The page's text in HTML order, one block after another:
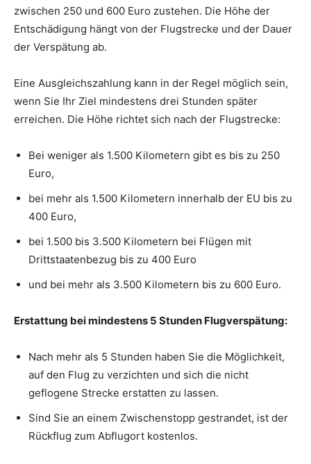
zwischen 250 und 600 Euro zustehen. Die Höhe der
Entschädigung hängt von der Flugstrecke und der Dauer
der Verspätung ab.
Eine Ausgleichszahlung kann in der Regel möglich sein,
wenn Sie Ihr Ziel mindestens drei Stunden später
erreichen. Die Höhe richtet sich nach der Flugstrecke:
Bei weniger als 1.500 Kilometern gibt es bis zu 250
Euro,
bei mehr als 1.500 Kilometern innerhalb der EU bis zu
400 Euro,
bei 1.500 bis 3.500 Kilometern bei Flügen mit
Drittstaatenbezug bis zu 400 Euro
und bei mehr als 3.500 Kilometern bis zu 600 Euro.
Erstattung bei mindestens 5 Stunden Flugverspätung:
Nach mehr als 5 Stunden haben Sie die Möglichkeit,
auf den Flug zu verzichten und sich die nicht
geflogene Strecke erstatten zu lassen.
Sind Sie an einem Zwischenstopp gestrandet, ist der
Rückflug zum Abflugort kostenlos.